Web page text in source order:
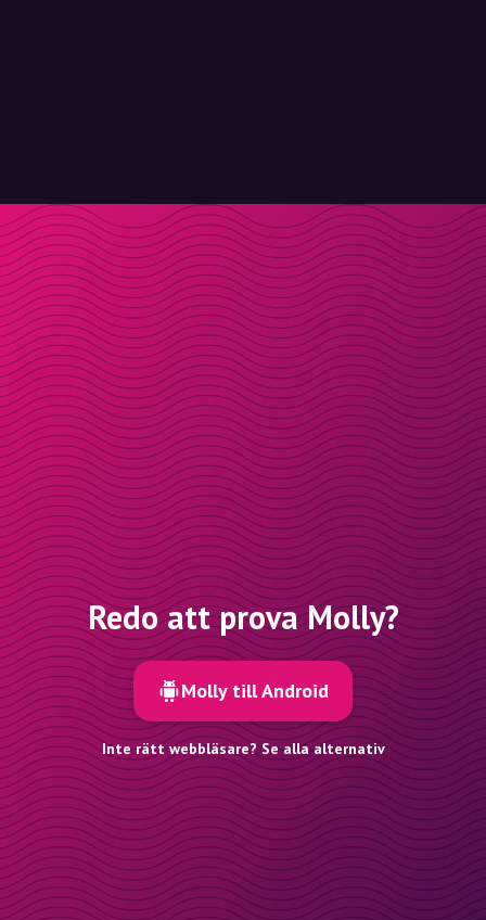
Redo att prova Molly?
Molly till Android
Inte rätt webbläsare? Se alla alternativ